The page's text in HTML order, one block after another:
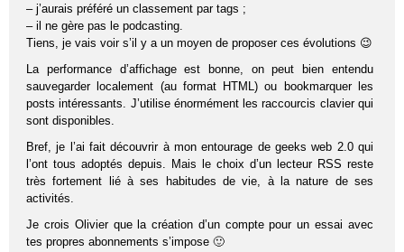
– j’aurais préféré un classement par tags ;
– il ne gère pas le podcasting.
Tiens, je vais voir s’il y a un moyen de proposer ces évolutions 😉
La performance d’affichage est bonne, on peut bien entendu
sauvegarder localement (au format HTML) ou bookmarquer les
posts intéressants. J’utilise énormément les raccourcis clavier qui
sont disponibles.
Bref, je l’ai fait découvrir à mon entourage de geeks web 2.0 qui
l’ont tous adoptés depuis. Mais le choix d’un lecteur RSS reste
très fortement lié à ses habitudes de vie, à la nature de ses
activités.
Je crois Olivier que la création d’un compte pour un essai avec
tes propres abonnements s’impose 🙂